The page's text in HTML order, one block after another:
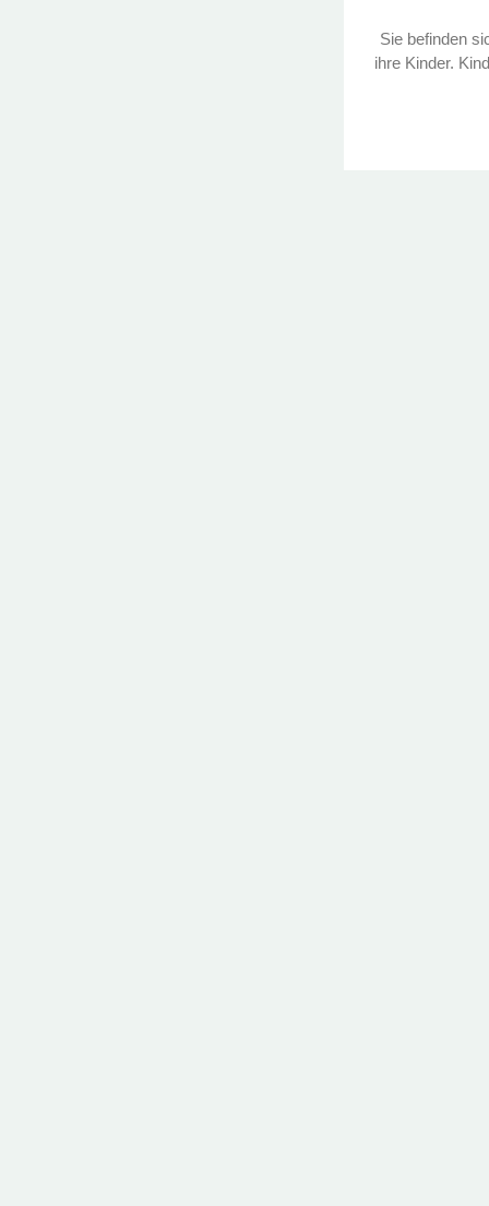
Sie befinden
ihre Kinder.